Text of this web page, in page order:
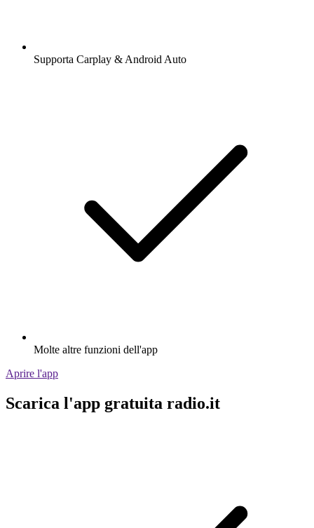
Supporta Carplay & Android Auto
Molte altre funzioni dell'app
Aprire l'app
Scarica l'app gratuita radio.it